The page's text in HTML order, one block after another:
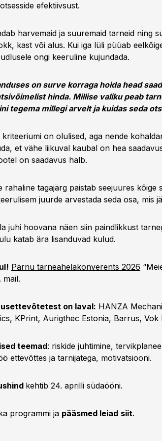
efektiivsust.
harvemaid ja suuremaid tarneid ning
kast või alus. Kui iga lüli püüab
ongi keeruline kujundada.
on surve korraga hoida head
hinda. Millise valiku peab
tegema millegi arvelt ja kuidas seda
kriteeriumi on olulised, aga nende
et vähe liikuval kaubal on hea
on saadavus halb.
rahaline tagajärg paistab seejuures kõige
juurde arvestada seda osa, mis
juhi hoovana näen siin paindlikkust
katab ära lisanduvad kulud.
Pärnu tarneahelakonverents 2026
mail.
on laval: HANZA
KPrint, Aurigthec Estonia, Barrus, Vok
teemad: riskide juhtimine,
ettevõttes ja tarnijatega, motivatsiooni.
kehtib 24. aprilli südaööni.
programmi ja pääsmed leiad siit.